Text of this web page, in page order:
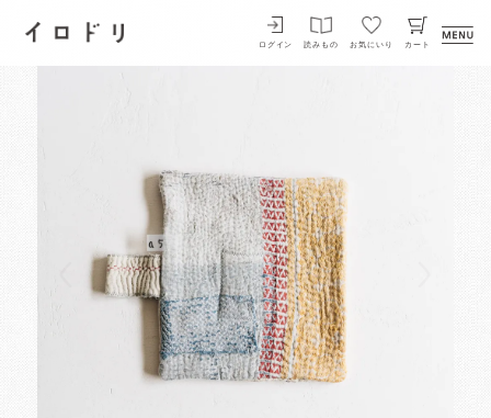
イロドリ
ログイン 読みもの お気にいり カート